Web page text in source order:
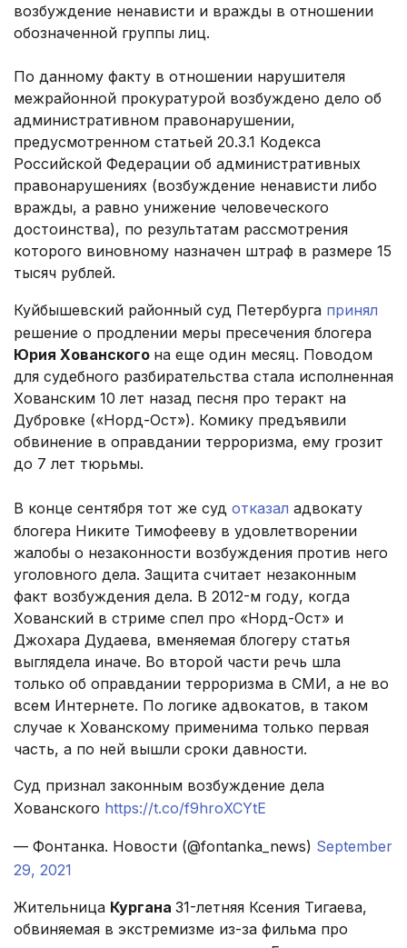
возбуждение ненависти и вражды в отношении
обозначенной группы лиц.
По данному факту в отношении нарушителя
межрайонной прокуратурой возбуждено дело об
административном правонарушении,
предусмотренном статьей 20.3.1 Кодекса
Российской Федерации об административных
правонарушениях (возбуждение ненависти либо
вражды, а равно унижение человеческого
достоинства), по результатам рассмотрения
которого виновному назначен штраф в размере 15
тысяч рублей.
Куйбышевский районный суд Петербурга принял
решение о продлении меры пресечения блогера
Юрия Хованского на еще один месяц. Поводом
для судебного разбирательства стала исполненная
Хованским 10 лет назад песня про теракт на
Дубровке («Норд-Ост»). Комику предъявили
обвинение в оправдании терроризма, ему грозит
до 7 лет тюрьмы.
В конце сентября тот же суд отказал адвокату
блогера Никите Тимофееву в удовлетворении
жалобы о незаконности возбуждения против него
уголовного дела. Защита считает незаконным
факт возбуждения дела. В 2012-м году, когда
Хованский в стриме спел про «Норд-Ост» и
Джохара Дудаева, вменяемая блогеру статья
выглядела иначе. Во второй части речь шла
только об оправдании терроризма в СМИ, а не во
всем Интернете. По логике адвокатов, в таком
случае к Хованскому применима только первая
часть, а по ней вышли сроки давности.
Суд признал законным возбуждение дела
Хованского https://t.co/f9hroXCYtE
— Фонтанка. Новости (@fontanka_news) September
29, 2021
Жительница Кургана 31-летняя Ксения Тигаева,
обвиняемая в экстремизме из-за фильма про